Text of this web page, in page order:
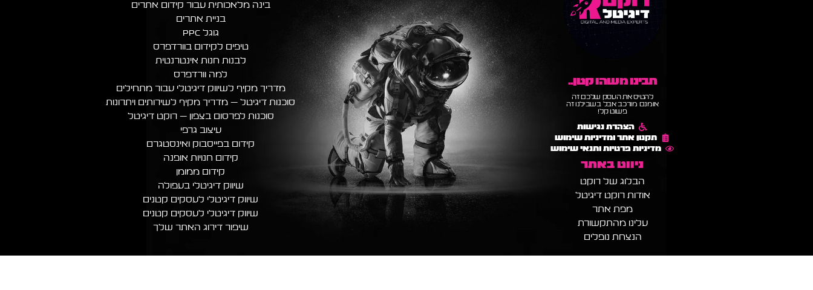
תבינו משהו קטן..
להטיס את העסק שלכם זה
אומנם מורכב אבל בשבילנו זה
פשוט קל!
הצהרת נגישות
תקנון אתר ומדיניות שימוש
מדיניות פרטיות ותנאי שימוש
ניווט באתר
הבלוג של רוקט
אודות רוקט דיגיטל
מפת אתר
עלינו מהתקשורת
הנצחת נופלים
בינה מלאכותית עבור קידום אתרים
בניית אתרים
גוגל PPC
טיפים לקידום בוורדפרס
לבנות חנות אינטרנטית
למה וורדפרס
מדריך מקיף לשיווק דיגיטלי עבור מתחילים
סוכנות דיגיטל – מדריך מקיף לשירותים ויתרונות
סוכנות לפרסום בצפון – רוקט דיגיטל
עיצוב גרפי
קידום בפייסבוק ואינסטגרם
קידום חנויות אופנה
קידום ממומן
שיווק דיגיטלי בעפולה
שיווק דיגיטלי לעסקים קטנים
שיווק דיגיטלי לעסקים קטנים
שיפור דירוג האתר שלך​